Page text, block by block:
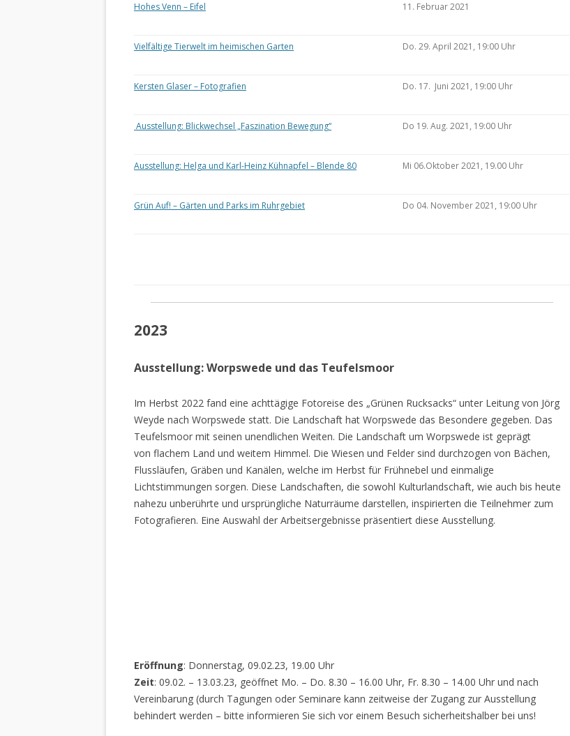
Hohes Venn – Eifel 11. Februar 2021
Vielfältige Tierwelt im heimischen Garten Do. 29. April 2021, 19:00 Uhr
Kersten Glaser – Fotografien Do. 17. Juni 2021, 19:00 Uhr
Ausstellung: Blickwechsel „Faszination Bewegung“ Do 19. Aug. 2021, 19:00 Uhr
Ausstellung: Helga und Karl-Heinz Kühnapfel – Blende 80 Mi 06.Oktober 2021, 19.00 Uhr
Grün Auf! – Gärten und Parks im Ruhrgebiet Do 04. November 2021, 19:00 Uhr
2023
Ausstellung: Worpswede und das Teufelsmoor
Im Herbst 2022 fand eine achttägige Fotoreise des „Grünen Rucksacks“ unter Leitung von Jörg
Weyde nach Worpswede statt. Die Landschaft hat Worpswede das Besondere gegeben. Das
Teufelsmoor mit seinen unendlichen Weiten. Die Landschaft um Worpswede ist geprägt
von flachem Land und weitem Himmel. Die Wiesen und Felder sind durchzogen von Bächen,
Flussläufen, Gräben und Kanälen, welche im Herbst für Frühnebel und einmalige
Lichtstimmungen sorgen. Diese Landschaften, die sowohl Kulturlandschaft, wie auch bis heute
nahezu unberührte und ursprüngliche Naturräume darstellen, inspirierten die Teilnehmer zum
Fotografieren. Eine Auswahl der Arbeitsergebnisse präsentiert diese Ausstellung.
Eröffnung: Donnerstag, 09.02.23, 19.00 Uhr
Zeit: 09.02. – 13.03.23, geöffnet Mo. – Do. 8.30 – 16.00 Uhr, Fr. 8.30 – 14.00 Uhr und nach
Vereinbarung (durch Tagungen oder Seminare kann zeitweise der Zugang zur Ausstellung
behindert werden – bitte informieren Sie sich vor einem Besuch sicherheitshalber bei uns!